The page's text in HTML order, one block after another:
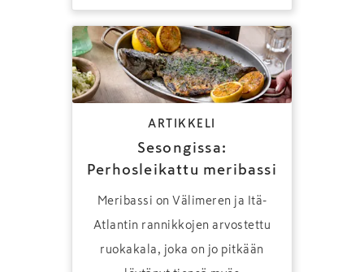
ARTIKKELI
Sesongissa:
Perhosleikattu meribassi
Meribassi on Välimeren ja Itä-
Atlantin rannikkojen arvostettu
ruokakala, joka on jo pitkään